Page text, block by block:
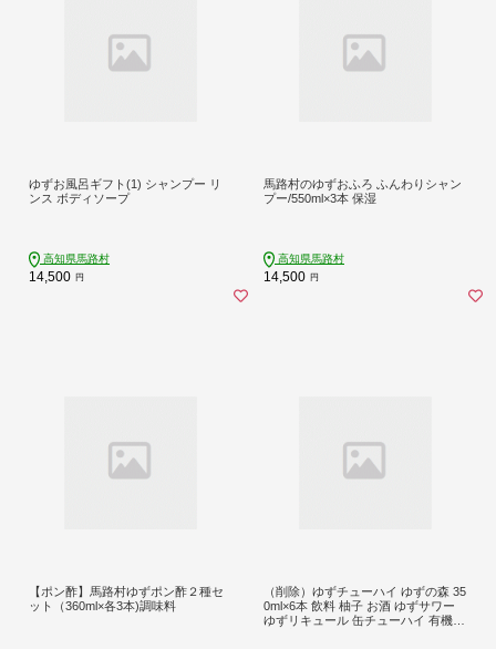
ゆずお風呂ギフト(1) シャンプー リ
ンス ボディソープ
高知県馬路村
14,500 円
馬路村のゆずおふろ ふんわりシャン
プー/550ml×3本 保湿
高知県馬路村
14,500 円
【ポン酢】馬路村ゆずポン酢２種セ
ット（360ml×各3本)調味料
（削除）ゆずチューハイ ゆずの森 35
0ml×6本 飲料 柚子 お酒 ゆずサワー
ゆずリキュール 缶チューハイ 有機